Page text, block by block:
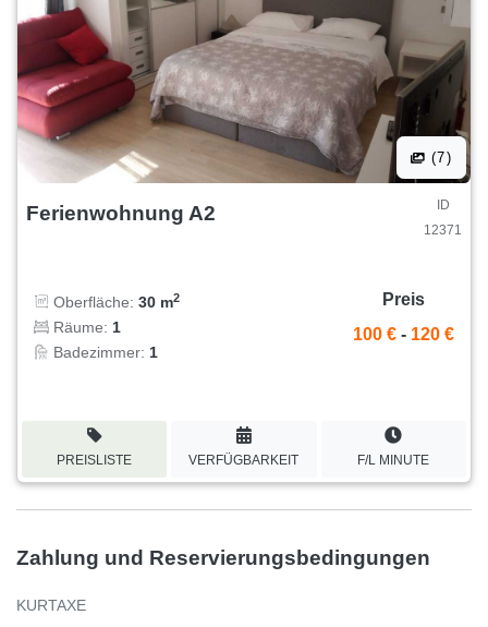
(7)
Ferienwohnung A2
ID
12371
Oberfläche: 30 m2
Räume: 1
Badezimmer: 1
Preis
100 € - 120 €
PREISLISTE VERFÜGBARKEIT F/L MINUTE
Zahlung und Reservierungsbedingungen
KURTAXE